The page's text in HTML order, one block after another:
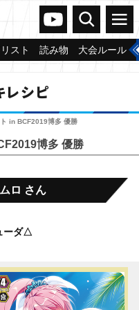
ヴァンガードch
検索 メニュー
スト 読み物 大会ルール
レシピ
in BCF2019博多 優勝
博多 優勝
ロ さん
ーダ△